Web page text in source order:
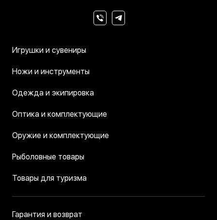
Игрушки и сувениры
Ножи и инструменты
Одежда и экипировка
Оптика и комплектующие
Оружие и комплектующие
Рыболовные товары
Товары для туризма
Гарантия и возврат